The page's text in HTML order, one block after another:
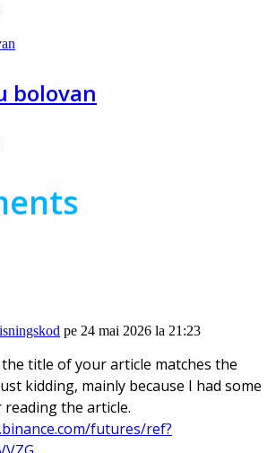
bolovan
pe 24 mai 2026 la 21:23
the title of your article matches the
kidding, mainly because I had some
the article.
futures/ref?